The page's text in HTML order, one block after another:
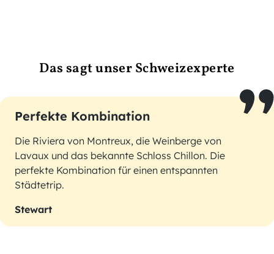
Das sagt unser Schweizexperte
Perfekte Kombination
Die Riviera von Montreux, die Weinberge von
Lavaux und das bekannte Schloss Chillon. Die
perfekte Kombination für einen entspannten
Städtetrip.
Stewart